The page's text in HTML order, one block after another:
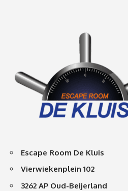
Escape Room De Kluis
Vierwiekenplein 102
3262 AP Oud-Beijerland